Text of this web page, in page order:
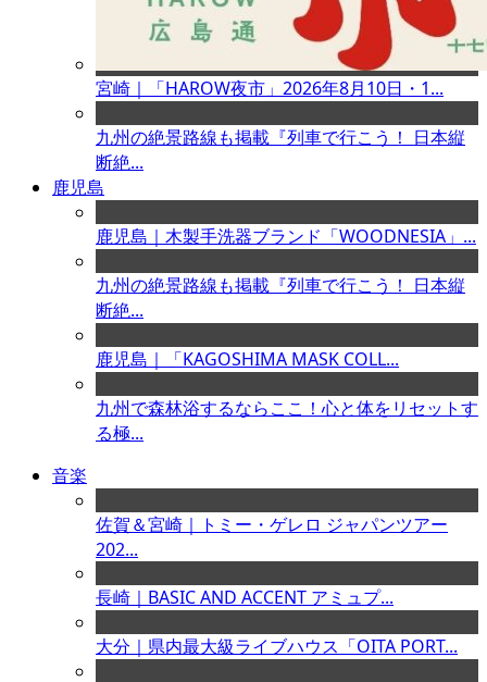
宮崎｜「HAROW夜市」2026年8月10日・1...
九州の絶景路線も掲載『列車で行こう！ 日本縦
断絶...
鹿児島
鹿児島｜木製手洗器ブランド「WOODNESIA」...
九州の絶景路線も掲載『列車で行こう！ 日本縦
断絶...
鹿児島｜「KAGOSHIMA MASK COLL...
九州で森林浴するならここ！心と体をリセットす
る極...
音楽
佐賀＆宮崎｜トミー・ゲレロ ジャパンツアー
202...
長崎｜BASIC AND ACCENT アミュプ...
大分｜県内最大級ライブハウス「OITA PORT...